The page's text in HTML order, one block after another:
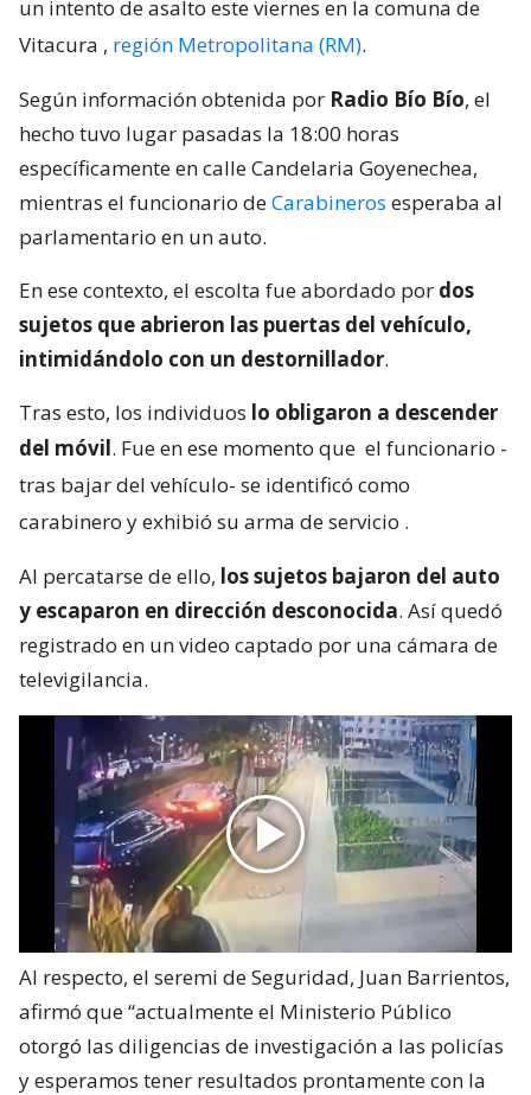
un intento de asalto este viernes en la comuna de
Vitacura , región Metropolitana (RM).
Según información obtenida por Radio Bío Bío, el
hecho tuvo lugar pasadas la 18:00 horas
específicamente en calle Candelaria Goyenechea,
mientras el funcionario deCarabineros esperaba al
parlamentario en un auto.
En ese contexto, el escolta fue abordado por dos
sujetos que abrieron las puertas del vehículo,
intimidándolo con un destornillador.
Tras esto, los individuos lo obligaron a descender
del móvil. Fue en ese momento que el funcionario -
tras bajar del vehículo- se identificó como
carabinero y exhibió su arma de servicio .
Al percatarse de ello, los sujetos bajaron del auto
y escaparon en dirección desconocida. Así quedó
registrado en un video captado por una cámara de
televigilancia.
Al respecto, el seremi de Seguridad, Juan Barrientos,
afirmó que “actualmente el Ministerio Público
otorgó las diligencias de investigación a las policías
y esperamos tener resultados prontamente con la